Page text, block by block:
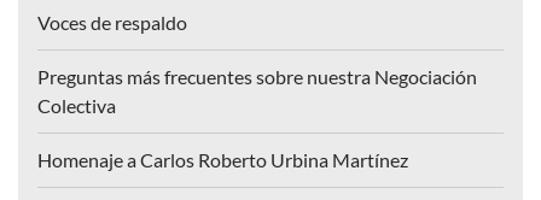
Voces de respaldo
Preguntas más frecuentes sobre nuestra Negociación
Colectiva
Homenaje a Carlos Roberto Urbina Martínez